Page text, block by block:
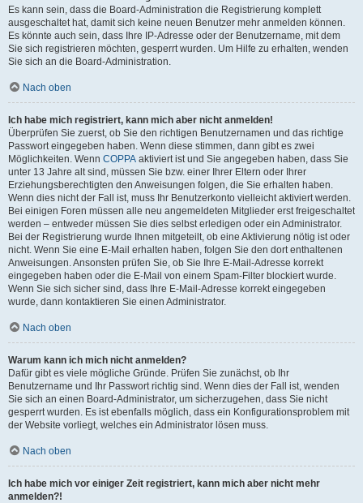
Es kann sein, dass die Board-Administration die Registrierung komplett
ausgeschaltet hat, damit sich keine neuen Benutzer mehr anmelden können.
Es könnte auch sein, dass Ihre IP-Adresse oder der Benutzername, mit dem
Sie sich registrieren möchten, gesperrt wurden. Um Hilfe zu erhalten, wenden
Sie sich an die Board-Administration.
Nach oben
Ich habe mich registriert, kann mich aber nicht anmelden!
Überprüfen Sie zuerst, ob Sie den richtigen Benutzernamen und das richtige
Passwort eingegeben haben. Wenn diese stimmen, dann gibt es zwei
Möglichkeiten. Wenn COPPA aktiviert ist und Sie angegeben haben, dass Sie
unter 13 Jahre alt sind, müssen Sie bzw. einer Ihrer Eltern oder Ihrer
Erziehungsberechtigten den Anweisungen folgen, die Sie erhalten haben.
Wenn dies nicht der Fall ist, muss Ihr Benutzerkonto vielleicht aktiviert werden.
Bei einigen Foren müssen alle neu angemeldeten Mitglieder erst freigeschaltet
werden – entweder müssen Sie dies selbst erledigen oder ein Administrator.
Bei der Registrierung wurde Ihnen mitgeteilt, ob eine Aktivierung nötig ist oder
nicht. Wenn Sie eine E-Mail erhalten haben, folgen Sie den dort enthaltenen
Anweisungen. Ansonsten prüfen Sie, ob Sie Ihre E-Mail-Adresse korrekt
eingegeben haben oder die E-Mail von einem Spam-Filter blockiert wurde.
Wenn Sie sich sicher sind, dass Ihre E-Mail-Adresse korrekt eingegeben
wurde, dann kontaktieren Sie einen Administrator.
Nach oben
Warum kann ich mich nicht anmelden?
Dafür gibt es viele mögliche Gründe. Prüfen Sie zunächst, ob Ihr
Benutzername und Ihr Passwort richtig sind. Wenn dies der Fall ist, wenden
Sie sich an einen Board-Administrator, um sicherzugehen, dass Sie nicht
gesperrt wurden. Es ist ebenfalls möglich, dass ein Konfigurationsproblem mit
der Website vorliegt, welches ein Administrator lösen muss.
Nach oben
Ich habe mich vor einiger Zeit registriert, kann mich aber nicht mehr
anmelden?!